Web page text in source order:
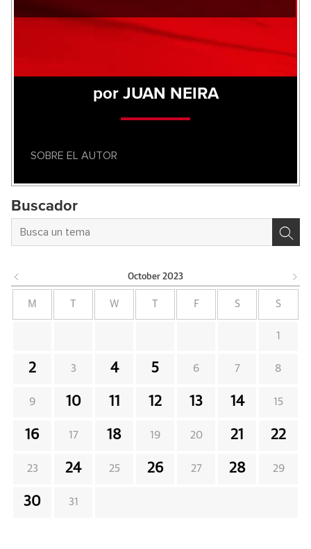
por JUAN NEIRA
SOBRE EL AUTOR
Buscador
October 2023
M W F S S
1
2 3 4 5 6 7 8
9 10 11 12 13 14 15
16 17 18 19 20 21 22
23 24 25 26 27 28 29
30 31